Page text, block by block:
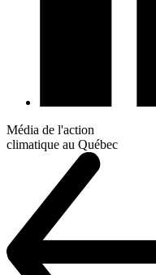
Média de l'action
climatique au Québec